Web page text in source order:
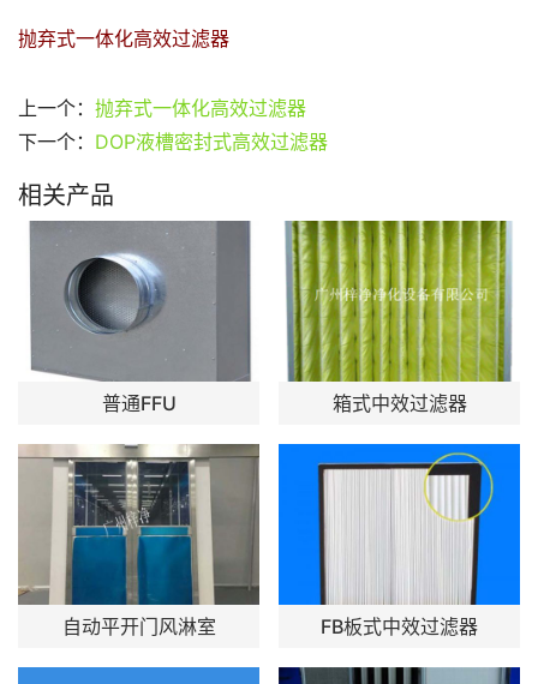
抛弃式一体化高效过滤器
上一个： 抛弃式一体化高效过滤器
下一个： DOP液槽密封式高效过滤器
相关产品
普通FFU 箱式中效过滤器
自动平开门风淋室 FB板式中效过滤器